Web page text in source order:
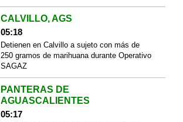
CALVILLO, AGS
05:18
Detienen en Calvillo a sujeto con más de
250 gramos de marihuana durante Operativo
SAGAZ
PANTERAS DE
AGUASCALIENTES
05:17